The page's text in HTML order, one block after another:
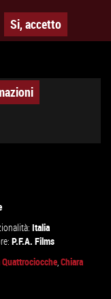
Si, accetto
Italia
P.F.A. Films
,Chiara